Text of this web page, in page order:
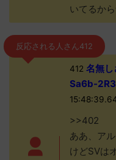
いてるか
反応される人さん412
412 名無し
Sa6b-
>>402
ああ、ア
けどSVは